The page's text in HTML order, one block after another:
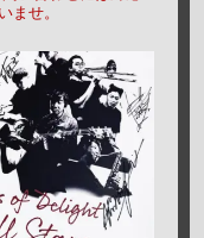
ませ。